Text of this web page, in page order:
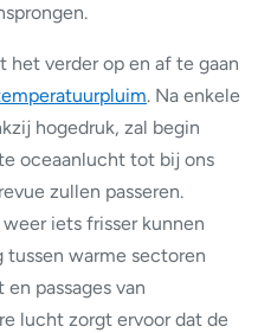
het verder op en af te gaan
. Na enkele
hogedruk, zal begin
oceaanlucht tot bij ons
zullen passeren.
iets frisser kunnen
tussen warme sectoren
passages van
lucht zorgt ervoor dat de